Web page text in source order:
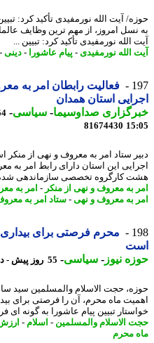
آیت الله نورمفیدی تأکید کرد: تبیین
امروز، از مهم ترین وظایف عالمان
الله نورمفیدی تأکید کرد: تبیین ...
الله نورمفیدی-پیام عاشورا-دینی-
استان همدان
صداوسیما-سیاسی-
81674430
این استان دارای رابط امر به
کارگروه تخصصی سازماندهی شده اند.
به معروف و نهی از منکر-امر به معروف
به معروف و نهی -ستاد امر به معروف-
محرم فرصتی برای بیداری
نیوز-سیاسی-55 روز پیش - دوشنبه 25 خرداد 1405، 12:07
حجت الاسلام والمسلمین سید ساجد
ماه محرم، آن را فرصتی برای
تبیین پیام عاشورا به گونه ای
الاسلام والمسلمین-اسلام-ارزش
محرم